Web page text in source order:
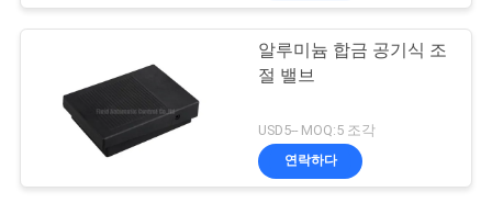
알루미늄 합금 공기식 조
절 밸브
USD5-- MOQ:5 조각
연락하다